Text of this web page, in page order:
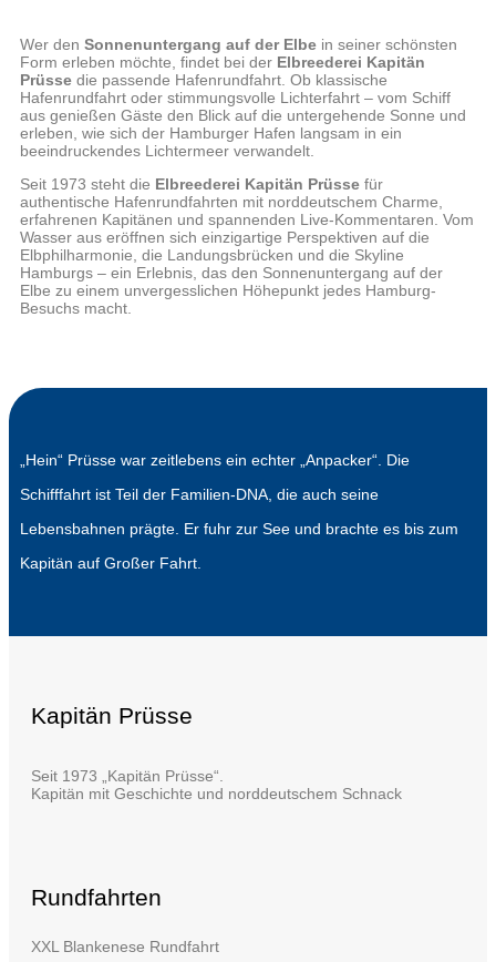
Wer den Sonnenuntergang auf der Elbe in seiner schönsten
Form erleben möchte, findet bei der Elbreederei Kapitän
Prüsse die passende Hafenrundfahrt. Ob klassische
Hafenrundfahrt oder stimmungsvolle Lichterfahrt – vom Schiff
aus genießen Gäste den Blick auf die untergehende Sonne und
erleben, wie sich der Hamburger Hafen langsam in ein
beeindruckendes Lichtermeer verwandelt.
Seit 1973 steht die Elbreederei Kapitän Prüsse für
authentische Hafenrundfahrten mit norddeutschem Charme,
erfahrenen Kapitänen und spannenden Live-Kommentaren. Vom
Wasser aus eröffnen sich einzigartige Perspektiven auf die
Elbphilharmonie, die Landungsbrücken und die Skyline
Hamburgs – ein Erlebnis, das den Sonnenuntergang auf der
Elbe zu einem unvergesslichen Höhepunkt jedes Hamburg-
Besuchs macht.
„Hein“ Prüsse war zeitlebens ein echter „Anpacker“. Die
Schifffahrt ist Teil der Familien-DNA, die auch seine
Lebensbahnen prägte. Er fuhr zur See und brachte es bis zum
Kapitän auf Großer Fahrt.
Kapitän Prüsse
Seit 1973 „Kapitän Prüsse“.
Kapitän mit Geschichte und norddeutschem Schnack
Rundfahrten
XXL Blankenese Rundfahrt